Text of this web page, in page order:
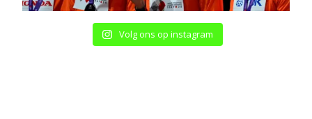
Volg ons op instagram